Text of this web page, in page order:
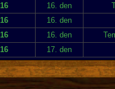
16 16. den
16
16. den
16 16. den
16 17. den